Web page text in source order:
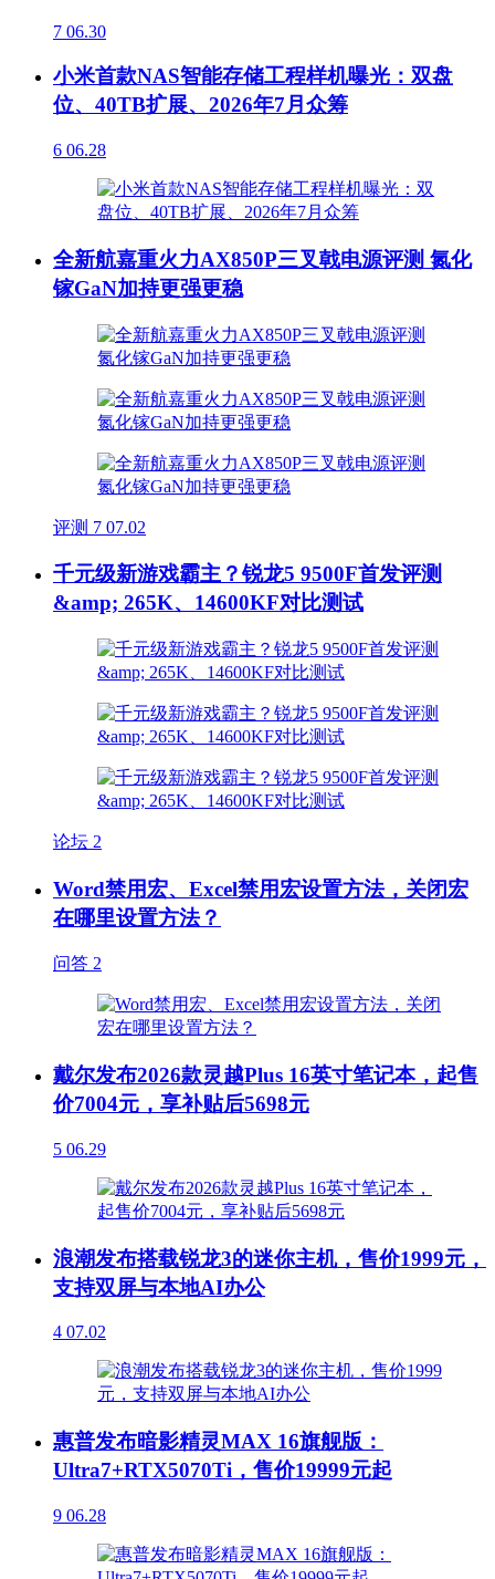
7 06.30
小米首款NAS智能存储工程样机曝光：双盘
位、40TB扩展、2026年7月众筹
6 06.28
全新航嘉重火力AX850P三叉戟电源评测 氮化
镓GaN加持更强更稳
评测 7 07.02
千元级新游戏霸主？锐龙5 9500F首发评测
&amp; 265K、14600KF对比测试
论坛 2
Word禁用宏、Excel禁用宏设置方法，关闭宏
在哪里设置方法？
问答 2
戴尔发布2026款灵越Plus 16英寸笔记本，起售
价7004元，享补贴后5698元
5 06.29
浪潮发布搭载锐龙3的迷你主机，售价1999元，
支持双屏与本地AI办公
4 07.02
惠普发布暗影精灵MAX 16旗舰版：
Ultra7+RTX5070Ti，售价19999元起
9 06.28